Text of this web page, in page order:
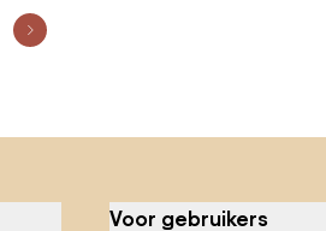
Voor gebruikers